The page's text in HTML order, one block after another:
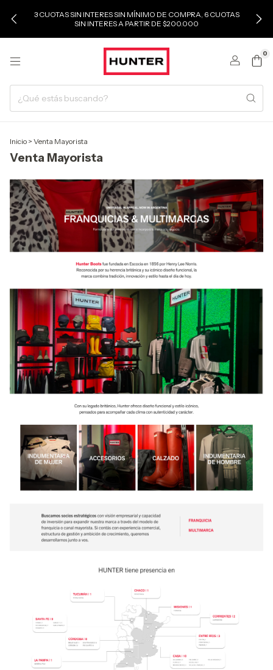
3 CUOTAS SIN INTERES SIN MÍNIMO DE COMPRA, 6 CUOTAS
SIN INTERES A PARTIR DE $200.000
0
Inicio > Venta Mayorista
Venta Mayorista